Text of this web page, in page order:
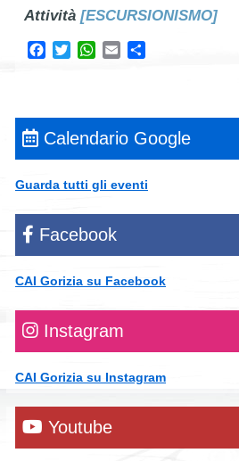
Attività [ESCURSIONISMO]
Facebook
TwitterWhatsApp
Email
Calendario Google
Guarda tutti gli eventi
Facebook
CAI Gorizia su Facebook
Instagram
CAI Gorizia su Instagram
Youtube